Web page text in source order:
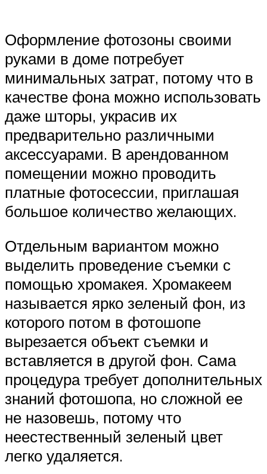
Оформление фотозоны своими
руками в доме потребует
минимальных затрат, потому что в
качестве фона можно использовать
даже шторы, украсив их
предварительно различными
аксессуарами. В арендованном
помещении можно проводить
платные фотосессии, приглашая
большое количество желающих.
Отдельным вариантом можно
выделить проведение съемки с
помощью хромакея. Хромакеем
называется ярко зеленый фон, из
которого потом в фотошопе
вырезается объект съемки и
вставляется в другой фон. Сама
процедура требует дополнительных
знаний фотошопа, но сложной ее
не назовешь, потому что
неестественный зеленый цвет
легко удаляется.